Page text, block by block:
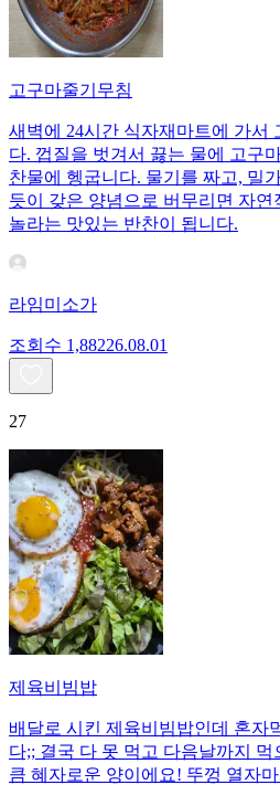
고구마줄기무침
새벽에 24시간 식자재마트에 가서
다. 껍질을 벗겨서 끓는 물에 고구
찬물에 헹굽니다. 물기를 짜고, 밀
듯이 갖은 양념으로 버무리면 자연
놀라는 맛있는 반찬이 됩니다.
라임미소가
조회수 1,88226.08.01
27
제육비빔밥
배달로 시킨 제육비빔밥인데 혼자
다;; 결국 다 못 먹고 다음날까지
큼 혜자로운 양이에요! 뚜껑 열자